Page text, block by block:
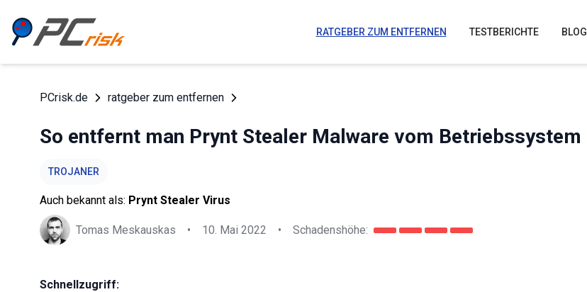
RATGEBER ZUM ENTFERNEN TESTBERICHTE BLOG
PCrisk.de ratgeber zum entfernen
So entfernt man Prynt Stealer Malware vom Betriebssystem
TROJANER
Auch bekannt als: Prynt Stealer Virus
Tomas Meskauskas • 10. Mai 2022 • Schadenshöhe:
Schnellzugriff: